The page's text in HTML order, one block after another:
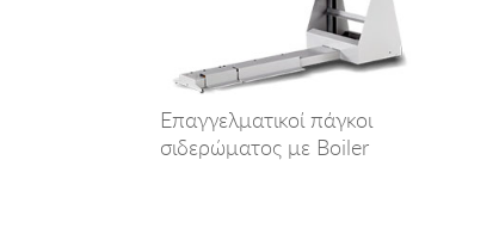
Επαγγελματικοί πάγκοι
σιδερώματος με Boiler